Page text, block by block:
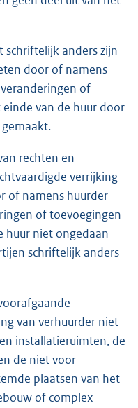
schriftelijk anders zijn
door of namens
of
van de huur door
rechten en
verrijking
of namens huurder
of toevoegingen
huur niet ongedaan
schriftelijk anders
van verhuurder niet
installatieruimten, de
de niet voor
plaatsen van het
of complex